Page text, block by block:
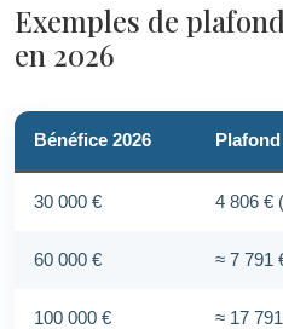
Exemples de
en 2026
Bénéfice 2026
30 000 € 4 806 €
60 000 € ≈ 7 791
100 000 € ≈ 17